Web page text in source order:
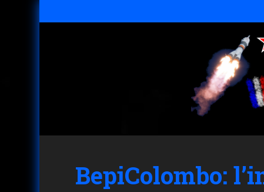
BepiColombo: